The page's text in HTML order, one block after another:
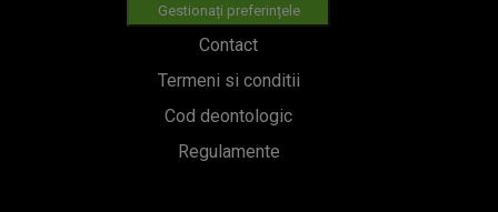
Gestionați preferințele
Contact
Termeni si conditii
Cod deontologic
Regulamente